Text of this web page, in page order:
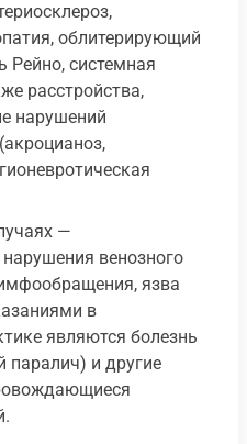
облитерирующий
Рейно, системная
расстройства,
нарушений
—
венозного
язва
в
являются болезнь
паралич) и другие